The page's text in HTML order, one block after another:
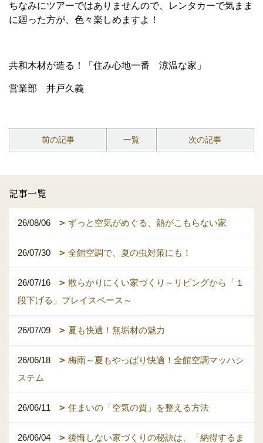
ちなみにツアーではありませんので、レンタカーで気まま
に廻った方が、色々楽しめますよ！
共和木材が造る！「住み心地一番 涼温な家」
営業部 井戸久義
前の記事 一覧 次の記事
記事一覧
26/08/06 ずっと空気がめぐる、熱がこもらない家
26/07/30 全館空調で、夏の虫対策にも！
26/07/16
散らかりにくい家づくり～リビングから「１
段下げる」プレイスペース～
26/07/09 夏も快適！無垢材の魅力
26/06/18
梅雨～夏もやっぱり快適！全館空調マッハシ
ステム
26/06/11 住まいの「空気の質」を整える方法
26/06/04
後悔しない家づくりの秘訣は、「納得するま